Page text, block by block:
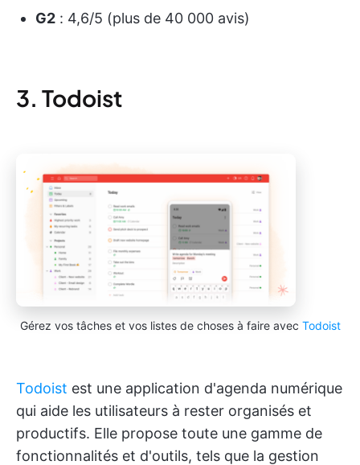
G2 : 4,6/5 (plus de 40 000 avis)
3. Todoist
Gérez vos tâches et vos listes de choses à faire avec Todoist
Todoist est une application d'agenda numérique
qui aide les utilisateurs à rester organisés et
productifs. Elle propose toute une gamme de
fonctionnalités et d'outils, tels que la gestion